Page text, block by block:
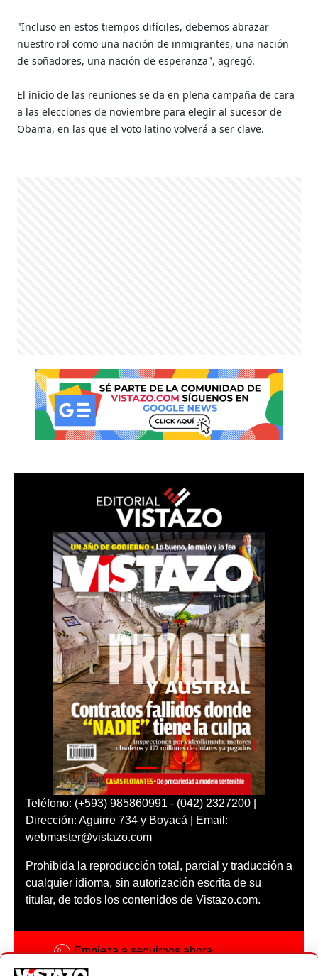
"Incluso en estos tiempos difíciles, debemos abrazar
nuestro rol como una nación de inmigrantes, una nación
de soñadores, una nación de esperanza", agregó.
El inicio de las reuniones se da en plena campaña de cara
a las elecciones de noviembre para elegir al sucesor de
Obama, en las que el voto latino volverá a ser clave.
Teléfono: (+593) 985860991 - (042) 2327200 |
Dirección: Aguirre 734 y Boyacá | Email:
webmaster@vistazo.com
Prohibida la reproducción total, parcial y traducción a
cualquier idioma, sin autorización escrita de su
titular, de todos los contenidos de Vistazo.com.
Empieza a seguirnos ahora